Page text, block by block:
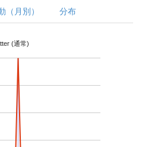
（月別） 分布
(通常)